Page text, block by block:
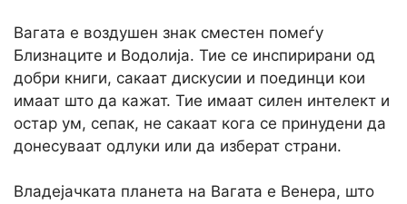
Вагата е воздушен знак сместен помеѓу
Близнаците и Водолија. Тие се инспирирани од
добри книги, сакаат дискусии и поединци кои
имаат што да кажат. Тие имаат силен интелект и
остар ум, сепак, не сакаат кога се принудени да
донесуваат одлуки или да изберат страни.
Владејачката планета на Вагата е Венера, што